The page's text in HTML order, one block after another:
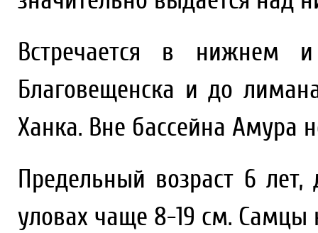
Встречается в нижнем
Благовещенска и до
Ханка. Вне бассейна Амура
Предельный возраст 6
уловах чаще 8-19 см. Самцы